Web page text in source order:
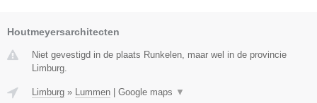
Houtmeyersarchitecten
Niet gevestigd in de plaats Runkelen, maar wel in de provincie
Limburg.
Limburg » Lummen Google maps ▼